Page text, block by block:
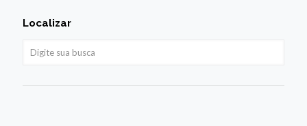
Localizar